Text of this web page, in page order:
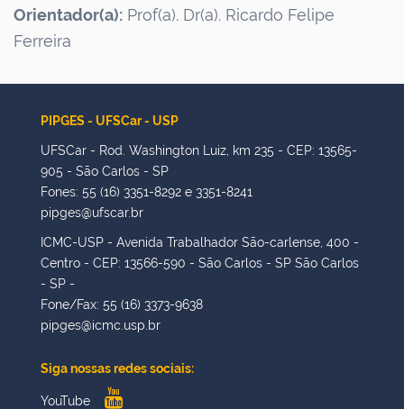
Orientador(a): Prof(a). Dr(a). Ricardo Felipe
Ferreira
PIPGES - UFSCar - USP
UFSCar - Rod. Washington Luiz, km 235 - CEP: 13565-
905 - São Carlos - SP
Fones: 55 (16) 3351-8292 e 3351-8241
pipges@ufscar.br
ICMC-USP - Avenida Trabalhador São-carlense, 400 -
Centro - CEP: 13566-590 - São Carlos - SP São Carlos
- SP -
Fone/Fax: 55 (16) 3373-9638
pipges@icmc.usp.br
Siga nossas redes sociais:
YouTube